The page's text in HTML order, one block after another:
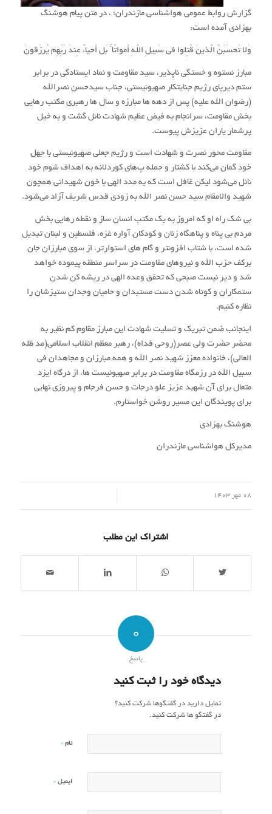
گزارش روابط عمومی هواشناسی مازندران؛ ، در متن پیام هوشنگ
بهزادی آمده است:
وَلا تَحسَبَنَّ الَّذینَ قُتِلوا فی سَبیلِ اللَّهِ أَمواتًا ۚ بَل أَحیاءٌ عِندَ رَبِّهِم یُرزَقونَ
مبارز نستوه و خستگی ناپذیر، سید مقاومت و نماد ایستادگی در برابر
ستم دیرپای رژیم جنایتکار صهیونیستی، جناب سیدحسن نصرالله
(رضوان الله علیه) پس از دهه ها مبارزه و سال ها رهبری مکتب رهایی
بخش مقاومت، سرانجام به فیض عظیم شهادت نائل گشت و به خیل
پرشمار یاران عزیزش پیوست.
مقاومت محور نصرت و شهادت است و رژیم جعلی صهیونیستی با جهل
خود گمان می‌کند با کشتار و حمله پ‌های کوردلانه به اهداف شوم خود
نائل می‌شود لیکن غافل است که به مدد الهی با خون شهیدانی همچون
شهید والامقام سید حسن نصر الله به زودی قدس شریف آزاد می‌شود.
بی شک راه او که امروز به یک مکتب انسان ساز و نقطه رهایی بخش
مردم بی پناه و پناهگاه زنان و کودکان آواره غزه، فلسطین و لبنان تبدیل
شده است، با شتاب افزونتر و گام های استوارتر، از سوی مبارزان جان
برکف حزب الله و نیروهای مقاومت در سراسر منطقه پیموده خواهد
شد و دیر نیست صبحی که تحقق وعده الهی در ریشه کن شدن
ستمکاران و کوتاه شدن دست مستبدان و حامیان وجدان ستیزشان را
نظاره کنیم.
اینجانب ضمن تبریک و تسلیت شهادت این مبارز مقاوم کم نظیر به
محضر حضرت ولی عصر(روحی فداه)، رهبر معظم انقلاب اسلامی(مد ظله
العالی)، خانواده معزز شهید نصر الله و همه مبارزان و مجاهدان فی
سبیل الله در رزمگاه مقاومت در برابر صهیونیست ها، از درگاه ایزد
متعال برای آن شهید عزیز علو درجات و حسن فرجام و پیروزی نهایی
برای پویندگان این مسیر روشن خواستارم.
هوشنگ بهزادی
مدیرکل هواشناسی مازندران
08 مهر 1403
اشتراک این مطلب
0
پاسخ
دیدگاه خود را ثبت کنید
تمایل دارید در گفتگوها شرکت کنید؟
در گفتگو ها شرکت کنید.
نام *
ایمیل *